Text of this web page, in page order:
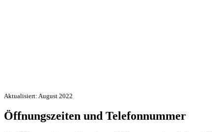
Aktualisiert: August 2022
Öffnungszeiten und Telefonnummer